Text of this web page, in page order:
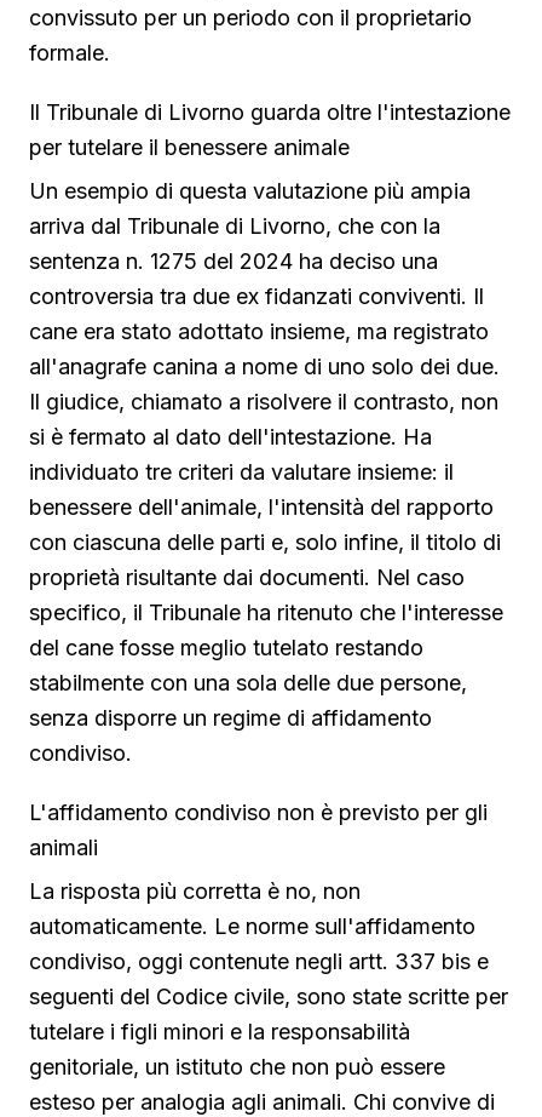
convissuto per un periodo con il proprietario
formale.
Il Tribunale di Livorno guarda oltre l'intestazione
per tutelare il benessere animale
Un esempio di questa valutazione più ampia
arriva dal Tribunale di Livorno, che con la
sentenza n. 1275 del 2024 ha deciso una
controversia tra due ex fidanzati conviventi. Il
cane era stato adottato insieme, ma registrato
all'anagrafe canina a nome di uno solo dei due.
Il giudice, chiamato a risolvere il contrasto, non
si è fermato al dato dell'intestazione. Ha
individuato tre criteri da valutare insieme: il
benessere dell'animale, l'intensità del rapporto
con ciascuna delle parti e, solo infine, il titolo di
proprietà risultante dai documenti. Nel caso
specifico, il Tribunale ha ritenuto che l'interesse
del cane fosse meglio tutelato restando
stabilmente con una sola delle due persone,
senza disporre un regime di affidamento
condiviso.
L'affidamento condiviso non è previsto per gli
animali
La risposta più corretta è no, non
automaticamente. Le norme sull'affidamento
condiviso, oggi contenute negli artt. 337 bis e
seguenti del Codice civile, sono state scritte per
tutelare i figli minori e la responsabilità
genitoriale, un istituto che non può essere
esteso per analogia agli animali. Chi convive di